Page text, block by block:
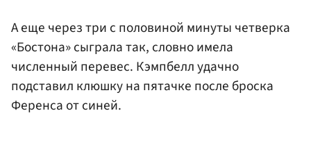
А еще через три с половиной минуты четверка
«Бостона» сыграла так, словно имела
численный перевес. Кэмпбелл удачно
подставил клюшку на пятачке после броска
Ференса от синей.